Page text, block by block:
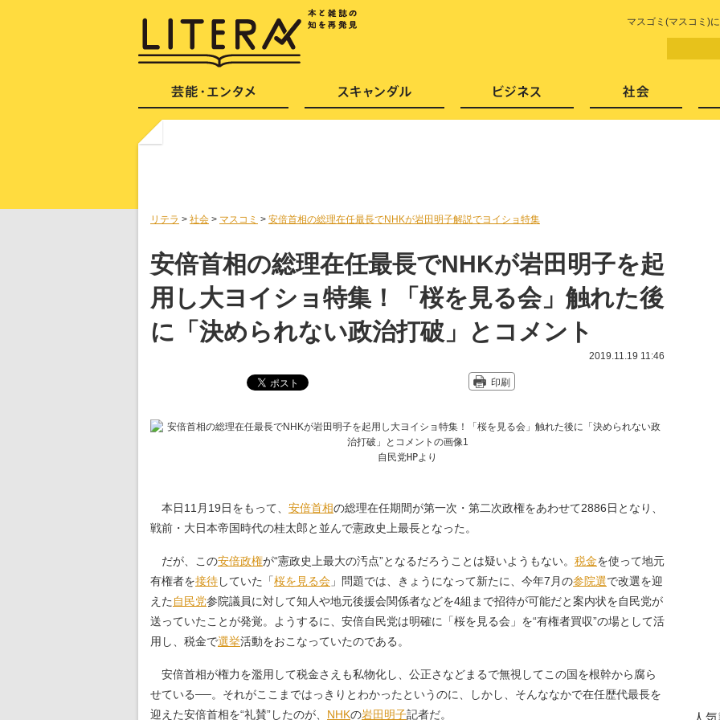
マスゴミ(マスコミ)
リテラ > 社会 > マスコミ > 安倍首相の総理在任最長でNHKが岩田明子解説でヨイショ特集
安倍首相の総理在任最長でNHKが岩田明子を起
用し大ヨイショ特集！「桜を見る会」触れた後
に「決められない政治打破」とコメント
2019.11.19 11:46
印刷
自民党HPより
本日11月19日をもって、 安倍首相の総理在任期間が第一次・第二次政権をあわせて2886日となり、
戦前・大日本帝国時代の桂太郎と並んで憲政史上最長となった。
だが、この安倍政権が“憲政史上最大の汚点”となるだろうことは疑いようもない。 税金を使って地元
有権者を接待していた「桜を見る会 」問題では、きょうになって新たに、今年7月の参院選で改選を迎
えた 自民党参院議員に対して知人や地元後援会関係者などを4組まで招待が可能だと案内状を自民党が
送っていたことが発覚。ようするに、安倍自民党は明確に「桜を見る会」を“有権者買収”の場として活
用し、税金で選挙活動をおこなっていたのである。
安倍首相が権力を濫用して税金さえも私物化し、公正さなどまるで無視してこの国を根幹から腐ら
せている──。それがここまではっきりとわかったというのに、しかし、そんななかで在任歴代最長を
迎えた安倍首相を“礼賛”したのが、 NHKの岩田明子記者だ。
芸能・エンタメ スキャンダル